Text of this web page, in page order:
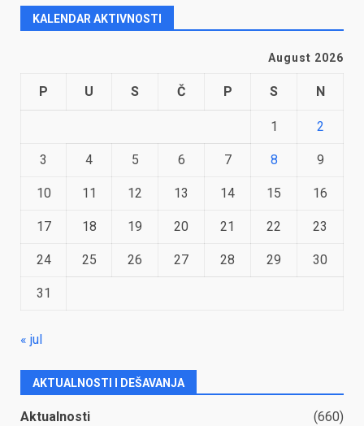
KALENDAR AKTIVNOSTI
August 2026
P U S Č P S N
1 2
3 4 5 6 7 8 9
10 11 12 13 14 15 16
17 18 19 20 21 22 23
24 25 26 27 28 29 30
31
« jul
AKTUALNOSTI I DEŠAVANJA
Aktualnosti
(660)